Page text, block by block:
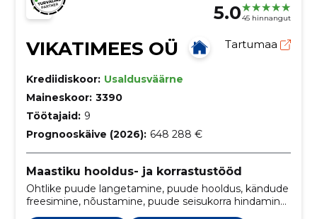
5.045 hinnangut
VIKATIMEES OÜ Tartumaa
Krediidiskoor: Usaldusväärne
Maineskoor: 3390
Töötajaid: 9
Prognooskäive (2026): 648 288 €
Maastiku hooldus- ja korrastustööd
Ohtlike puude langetamine, puude hooldus, kändude
freesimine, nõustamine, puude seisukorra hindamine,